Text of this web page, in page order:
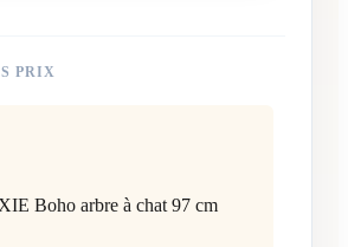
PRIX